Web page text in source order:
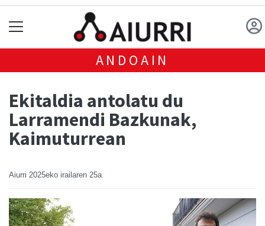
ANDOAIN
Ekitaldia antolatu du
Larramendi Bazkunak,
Kaimuturrean
Aiurri 2025eko irailaren 25a